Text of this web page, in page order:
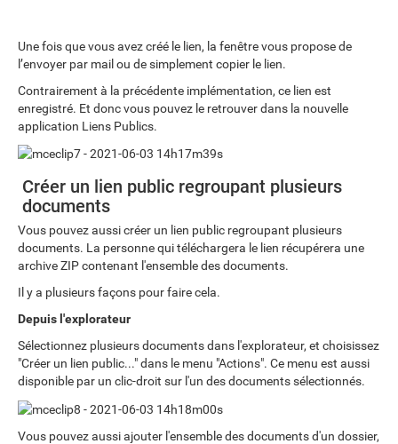
Une fois que vous avez créé le lien, la fenêtre vous propose de
l’envoyer par mail ou de simplement copier le lien.
Contrairement à la précédente implémentation, ce lien est
enregistré. Et donc vous pouvez le retrouver dans la nouvelle
application Liens Publics.
Créer un lien public regroupant plusieurs
documents
Vous pouvez aussi créer un lien public regroupant plusieurs
documents. La personne qui téléchargera le lien récupérera une
archive ZIP contenant l'ensemble des documents.
Il y a plusieurs façons pour faire cela.
Depuis l'explorateur
Sélectionnez plusieurs documents dans l'explorateur, et choisissez
"Créer un lien public..." dans le menu "Actions". Ce menu est aussi
disponible par un clic-droit sur l'un des documents sélectionnés.
Vous pouvez aussi ajouter l'ensemble des documents d'un dossier,